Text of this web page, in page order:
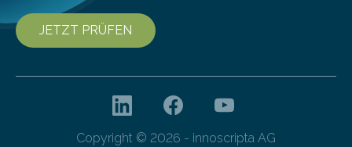
JETZT PRÜFEN
Copyright © 2026 - innoscripta AG